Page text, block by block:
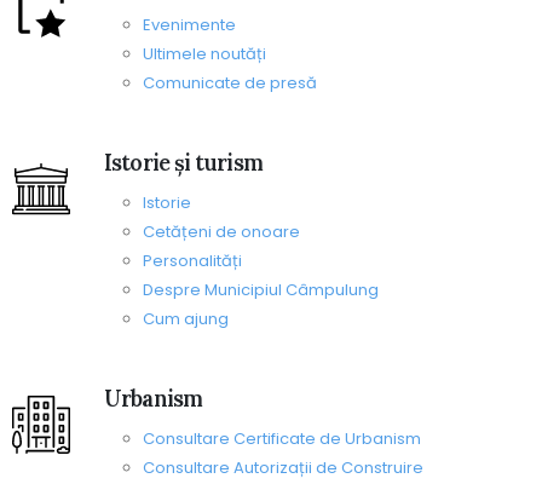
Evenimente
Ultimele noutăți
Comunicate de presă
Istorie și turism
Istorie
Cetățeni de onoare
Personalități
Despre Municipiul Câmpulung
Cum ajung
Urbanism
Consultare Certificate de Urbanism
Consultare Autorizații de Construire